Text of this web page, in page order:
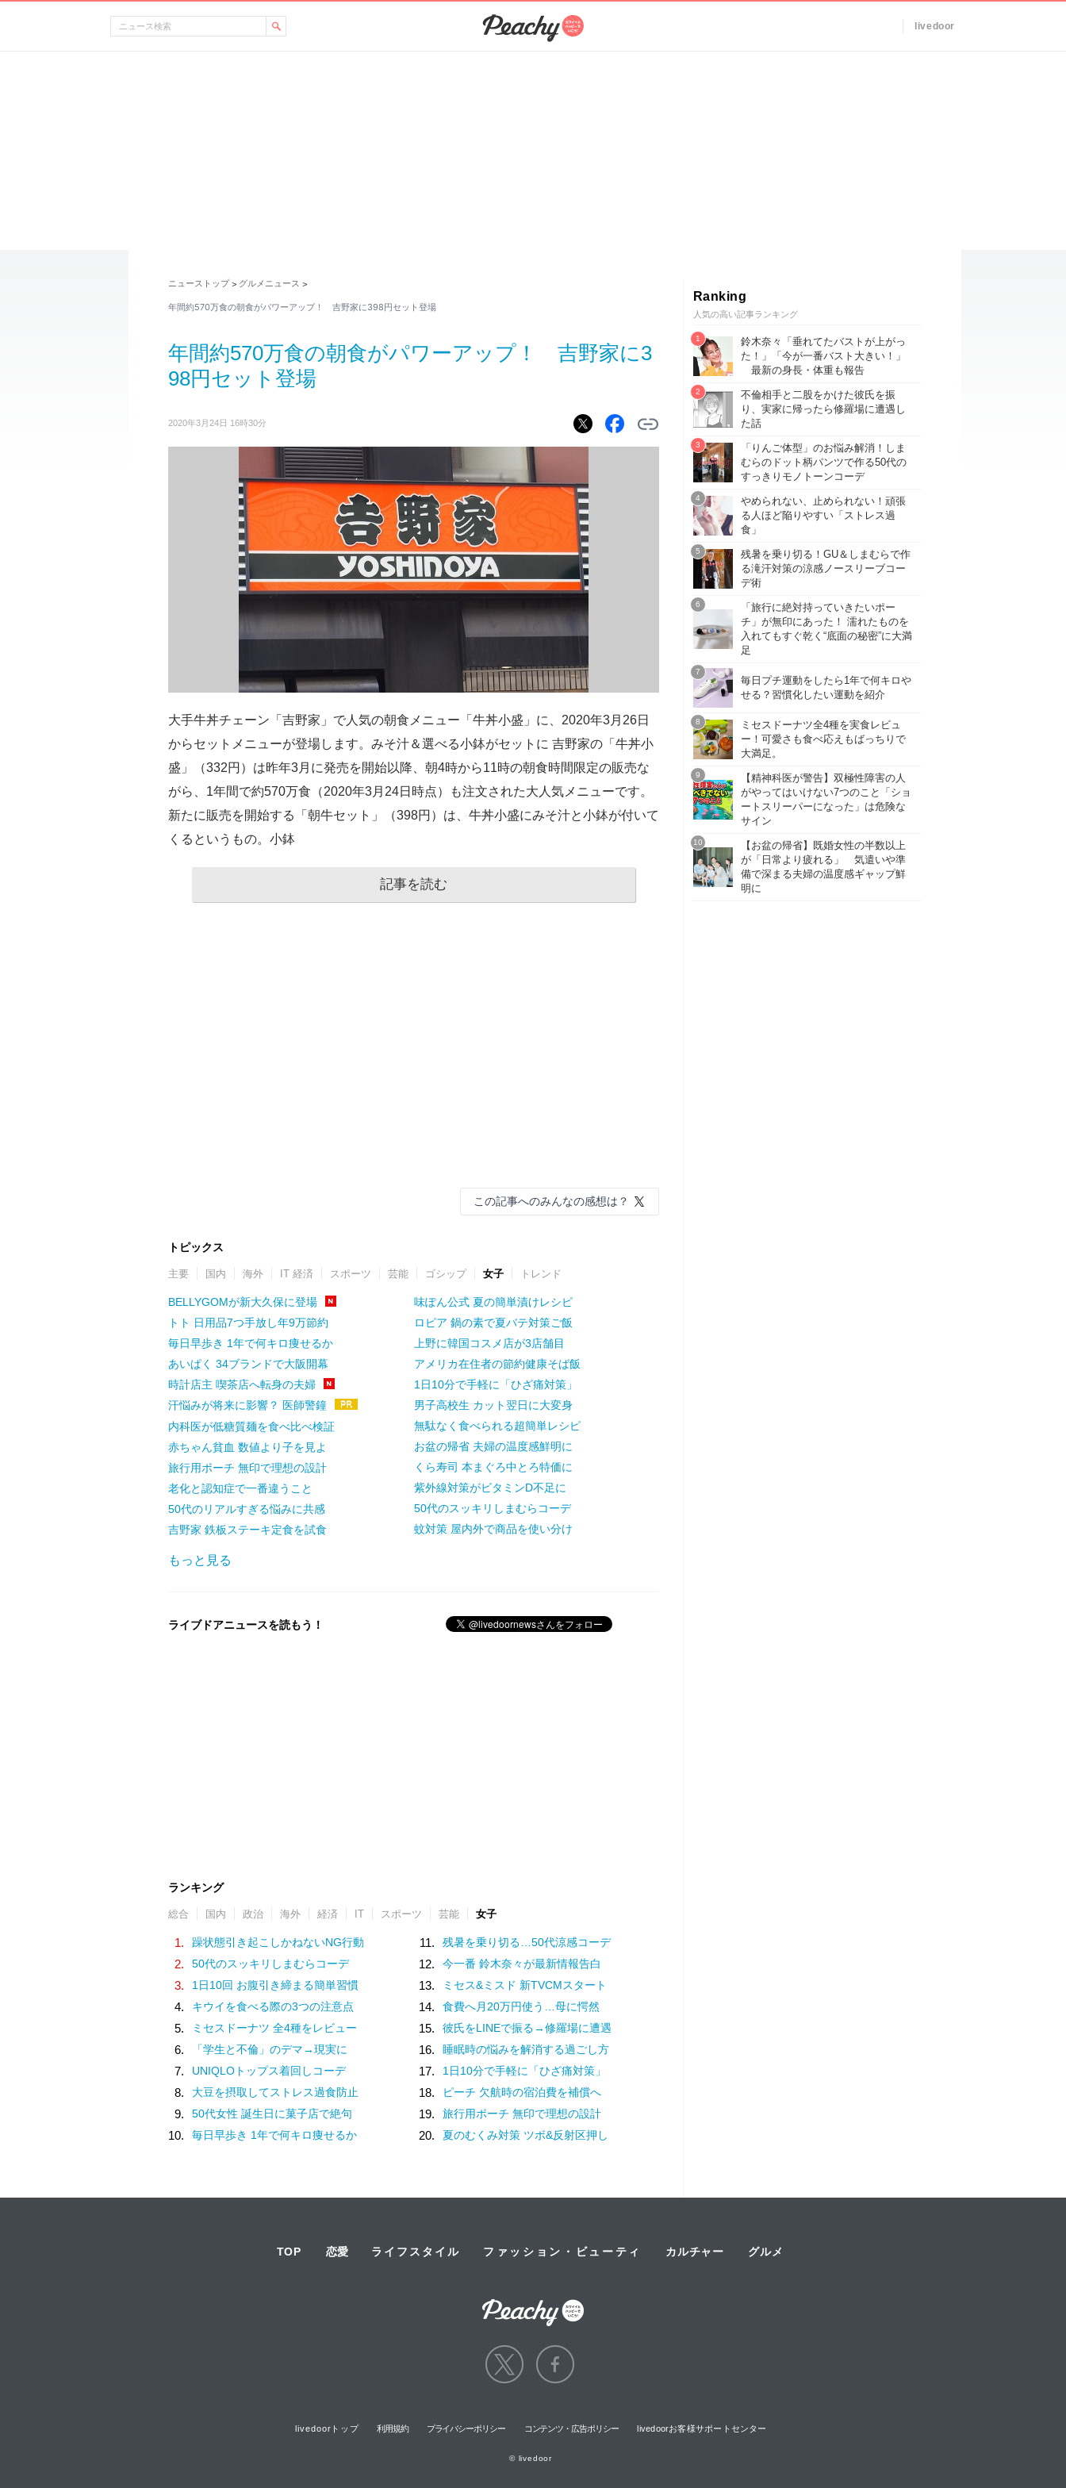
livedoor
ニューストップ > グルメニュース >
年間約570万食の朝食がパワーアップ！ 吉野家に398円セット登場
年間約570万食の朝食がパワーアップ！ 吉野家に3
98円セット登場
2020年3月24日 16時30分
大手牛丼チェーン「吉野家」で人気の朝食メニュー「牛丼小盛」に、2020年3月26日
からセットメニューが登場します。みそ汁＆選べる小鉢がセットに 吉野家の「牛丼小
盛」（332円）は昨年3月に発売を開始以降、朝4時から11時の朝食時間限定の販売な
がら、1年間で約570万食（2020年3月24日時点）も注文された大人気メニューです。
新たに販売を開始する「朝牛セット」（398円）は、牛丼小盛にみそ汁と小鉢が付いて
くるというもの。小鉢
記事を読む
この記事へのみんなの感想は？
トピックス
主要 国内 海外 IT 経済 スポーツ 芸能 ゴシップ 女子 トレンド
BELLYGOMが新大久保に登場
トト 日用品7つ手放し年9万節約
毎日早歩き 1年で何キロ痩せるか
あいぱく 34ブランドで大阪開幕
時計店主 喫茶店へ転身の夫婦
汗悩みが将来に影響？ 医師警鐘
内科医が低糖質麺を食べ比べ検証
赤ちゃん貧血 数値より子を見よ
旅行用ポーチ 無印で理想の設計
老化と認知症で一番違うこと
50代のリアルすぎる悩みに共感
吉野家 鉄板ステーキ定食を試食
味ぽん公式 夏の簡単漬けレシピ
ロピア 鍋の素で夏バテ対策ご飯
上野に韓国コスメ店が3店舗目
アメリカ在住者の節約健康そば飯
1日10分で手軽に「ひざ痛対策」
男子高校生 カット翌日に大変身
無駄なく食べられる超簡単レシピ
お盆の帰省 夫婦の温度感鮮明に
くら寿司 本まぐろ中とろ特価に
紫外線対策がビタミンD不足に
50代のスッキリしまむらコーデ
蚊対策 屋内外で商品を使い分け
もっと見る
ライブドアニュースを読もう！
ランキング
総合 国内 政治 海外 経済 IT スポーツ 芸能 女子
1. 躁状態引き起こしかねないNG行動
2. 50代のスッキリしまむらコーデ
3. 1日10回 お腹引き締まる簡単習慣
4. キウイを食べる際の3つの注意点
5. ミセスドーナツ 全4種をレビュー
6. 「学生と不倫」のデマ→現実に
7. UNIQLOトップス着回しコーデ
8. 大豆を摂取してストレス過食防止
9. 50代女性 誕生日に菓子店で絶句
10. 毎日早歩き 1年で何キロ痩せるか
11. 残暑を乗り切る…50代涼感コーデ
12. 今一番 鈴木奈々が最新情報告白
13. ミセス&ミスド 新TVCMスタート
14. 食費へ月20万円使う…母に愕然
15. 彼氏をLINEで振る→修羅場に遭遇
16. 睡眠時の悩みを解消する過ごし方
17. 1日10分で手軽に「ひざ痛対策」
18. ピーチ 欠航時の宿泊費を補償へ
19. 旅行用ポーチ 無印で理想の設計
20. 夏のむくみ対策 ツボ&反射区押し
Ranking
人気の高い記事ランキング
鈴木奈々「垂れてたバストが上がっ
た！」「今が一番バスト大きい！」
最新の身長・体重も報告
不倫相手と二股をかけた彼氏を振
り、実家に帰ったら修羅場に遭遇し
た話
「りんご体型」のお悩み解消！しま
むらのドット柄パンツで作る50代の
すっきりモノトーンコーデ
やめられない、止められない！頑張
る人ほど陥りやすい「ストレス過
食」
残暑を乗り切る！GU＆しまむらで作
る滝汗対策の涼感ノースリーブコー
デ術
「旅行に絶対持っていきたいポー
チ」が無印にあった！ 濡れたものを
入れてもすぐ乾く“底面の秘密”に大満
足
毎日プチ運動をしたら1年で何キロや
せる？習慣化したい運動を紹介
ミセスドーナツ全4種を実食レビュ
ー！可愛さも食べ応えもばっちりで
大満足。
【精神科医が警告】双極性障害の人
がやってはいけない7つのこと「ショ
ートスリーパーになった」は危険な
サイン
【お盆の帰省】既婚女性の半数以上
が「日常より疲れる」 気遣いや準
備で深まる夫婦の温度感ギャップ鮮
明に
TOP 恋愛 ライフスタイル ファッション・ビューティ カルチャー グルメ
livedoorトップ 利用規約 プライバシーポリシー コンテンツ・広告ポリシー livedoorお客様サポートセンター
© livedoor